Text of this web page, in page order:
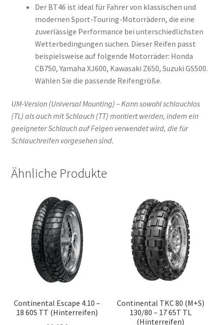
Der BT46 ist ideal für Fahrer von klassischen und
modernen Sport-Touring-Motorrädern, die eine
zuverlässige Performance bei unterschiedlichsten
Wetterbedingungen suchen. Dieser Reifen passt
beispielsweise auf folgende Motorräder: Honda
CB750, Yamaha XJ600, Kawasaki Z650, Suzuki GS500.
Wählen Sie die passende Reifengröße.
UM-Version (Universal Mounting) – Kann sowohl schlauchlos
(TL) als auch mit Schlauch (TT) montiert werden, indem ein
geeigneter Schlauch auf Felgen verwendet wird, die für
Schlauchreifen vorgesehen sind.
Ähnliche Produkte
Continental Escape 4.10 –
18 60S TT (Hinterreifen)
Continental TKC 80 (M+S)
130/80 – 17 65T TL
(Hinterreifen)